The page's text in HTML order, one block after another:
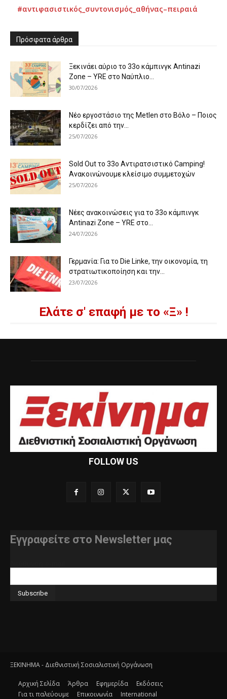
#αντιφασιστικός_συντονισμός_αθήνας–πειραιά
Πρόσφατα άρθρα
Ξεκινάει αύριο το 33ο κάμπινγκ Antinazi
Zone – YRE στο Ναύπλιο...
30/07/2026
Νέο εργοστάσιο της Metlen στο Βόλο – Ποιος
κερδίζει από την...
25/07/2026
Sold Out το 33ο Αντιρατσιστικό Camping!
Ανακοινώνουμε κλείσιμο συμμετοχών
25/07/2026
Νέες ανακοινώσεις για το 33ο κάμπινγκ
Antinazi Zone – YRE στο...
24/07/2026
Γερμανία: Για το Die Linke, την οικονομία, τη
στρατιωτικοποίηση και την...
23/07/2026
Ελάτε σ' επαφή με το «Ξ» !
FOLLOW US
Εγγραφείτε στο Newsletter μας
ΞΕΚΙΝΗΜΑ - Διεθνιστική Σοσιαλιστική Οργάνωση
Αρχική Σελίδα Άρθρα Εφημερίδα
Εκδόσεις
Για τι παλεύουμε
Επικοινωνία International